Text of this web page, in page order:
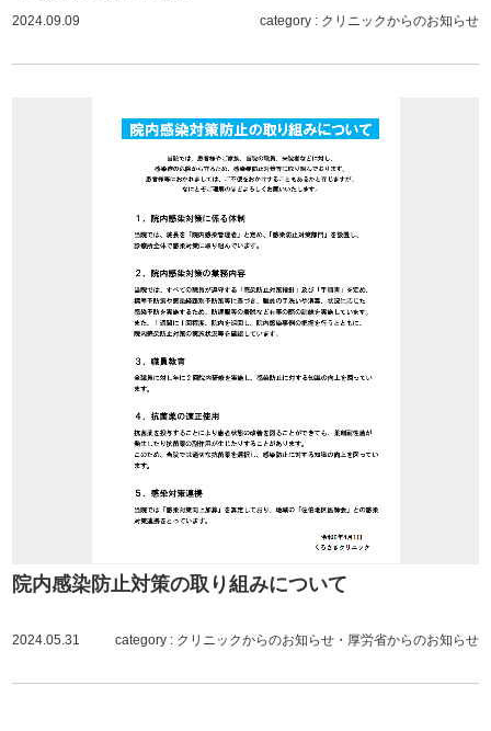
2024.09.09 category : クリニックからのお知らせ
院内感染防止対策の取り組みについて
2024.05.31 category : クリニックからのお知らせ・ 厚労省からのお知らせ